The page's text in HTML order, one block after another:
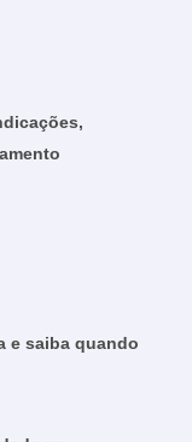
e saiba quando